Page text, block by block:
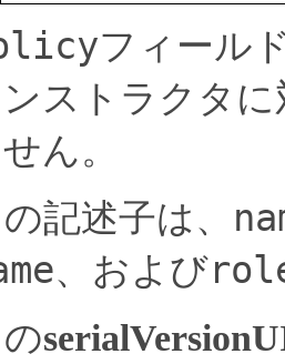
フィール
ストラクタ
ん。
記述子は、
、および